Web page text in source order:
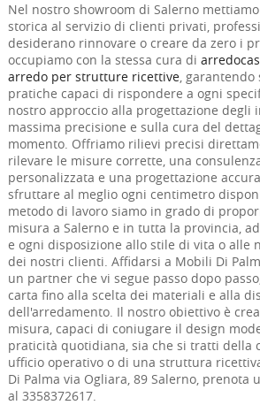
Nel nostro showroom di Salerno
storica al servizio di clienti privati,
desiderano rinnovare o creare da zero i
occupiamo con la stessa cura di
arredo per strutture ricettive, garantendo
pratiche capaci di rispondere a ogni
nostro approccio alla progettazione degli
massima precisione e sulla cura del
momento. Offriamo rilievi precisi
rilevare le misure corrette, una
personalizzata e una progettazione
sfruttare al meglio ogni centimetro
metodo di lavoro siamo in grado di
misura a Salerno e in tutta la provincia,
e ogni disposizione allo stile di vita o alle
dei nostri clienti. Affidarsi a Mobili Di
un partner che vi segue passo dopo
carta fino alla scelta dei materiali e alla
dell'arredamento. Il nostro obiettivo è
misura, capaci di coniugare il design
praticità quotidiana, sia che si tratti della
ufficio operativo o di una struttura
Di Palma via Ogliara, 89 Salerno, prenota
al 3358372617.